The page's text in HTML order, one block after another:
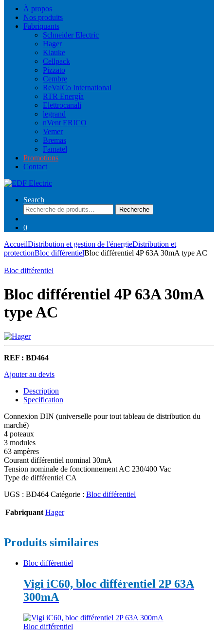
À propos
Nos produits
Fabriquants
Schneider Electric
Hager
Klauke
Cellpack
Pizzato
Cembre
ReValCo International
RTR Energía
Elettrocanali
legrand
nVent ERICO
Vemer
Bremas
Famatel
Promotions
Contact
Search
Recherche
pour :
Recherche
0
AccueilDistribution et gestion de l'énergieDistribution et
protectionBloc différentielBloc différentiel 4P 63A 30mA type AC
Bloc différentiel
Bloc différentiel 4P 63A 30mA
type AC
REF : BD464
Ajouter au devis
Description
Specification
Connexion DIN (universelle pour tout tableau de distribution du
marché)
4 poteaux
3 modules
63 ampères
Courant différentiel nominal 30mA
Tension nominale de fonctionnement AC 230/400 Vac
Type de différentiel CA
UGS : BD464 Catégorie : Bloc différentiel
Fabriquant Hager
Produits similaires
Bloc différentiel
Vigi iC60, bloc différentiel 2P 63A
300mA
Bloc différentiel